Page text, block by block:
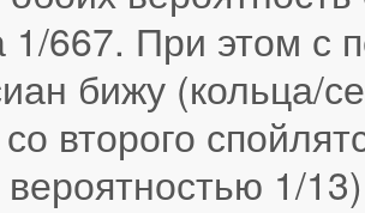
1/667. При этом с
бижу (кольца/
второго
вероятностью 1/